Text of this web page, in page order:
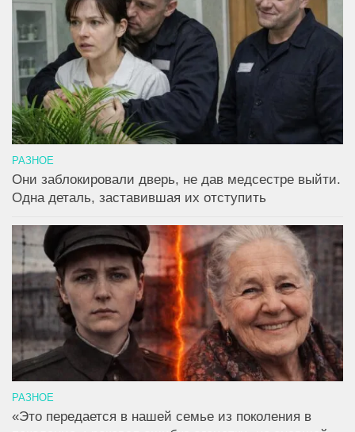
РАЗНОЕ
Они заблокировали дверь, не дав медсестре выйти.
Одна деталь, заставившая их отступить
РАЗНОЕ
«Это передается в нашей семье из поколения в